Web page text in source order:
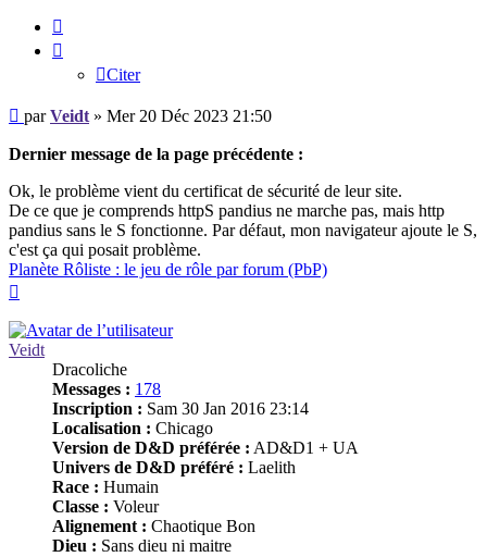
Citer
Message
parVeidt » Mer 20 Déc 2023 21:50
Dernier message de la page précédente :
Ok, le problème vient du certificat de sécurité de leur site.
De ce que je comprends httpS pandius ne marche pas, mais http
pandius sans le S fonctionne. Par défaut, mon navigateur ajoute le S,
c'est ça qui posait problème.
Planète Rôliste : le jeu de rôle par forum (PbP)
Veidt
Dracoliche
Messages : 178
Inscription : Sam 30 Jan 2016 23:14
Localisation : Chicago
Version de D&D préférée : AD&D1 + UA
Univers de D&D préféré : Laelith
Race : Humain
Classe : Voleur
Alignement : Chaotique Bon
Dieu : Sans dieu ni maitre